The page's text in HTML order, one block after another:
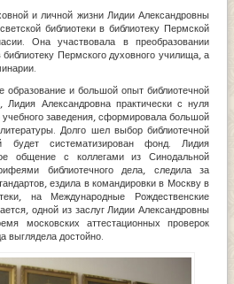
и личной жизни Лидии Александровны
библиотеки в библиотеку Пермской
Она участвовала в преобразовании
Пермского духовного училища, а
и большой опыт библиотечной
Лидия Александровна практически с нуля
учебного заведения, сформировала большой
Долго шел выбор библиотечной
будет систематизирован фонд. Лидия
общение с коллегами из Синодальной
библиотечного дела, следила за
ездила в командировки в Москву в
на Международные Рождественские
одной из заслуг Лидии Александровны
московских аттестационных проверок
выглядела достойно.